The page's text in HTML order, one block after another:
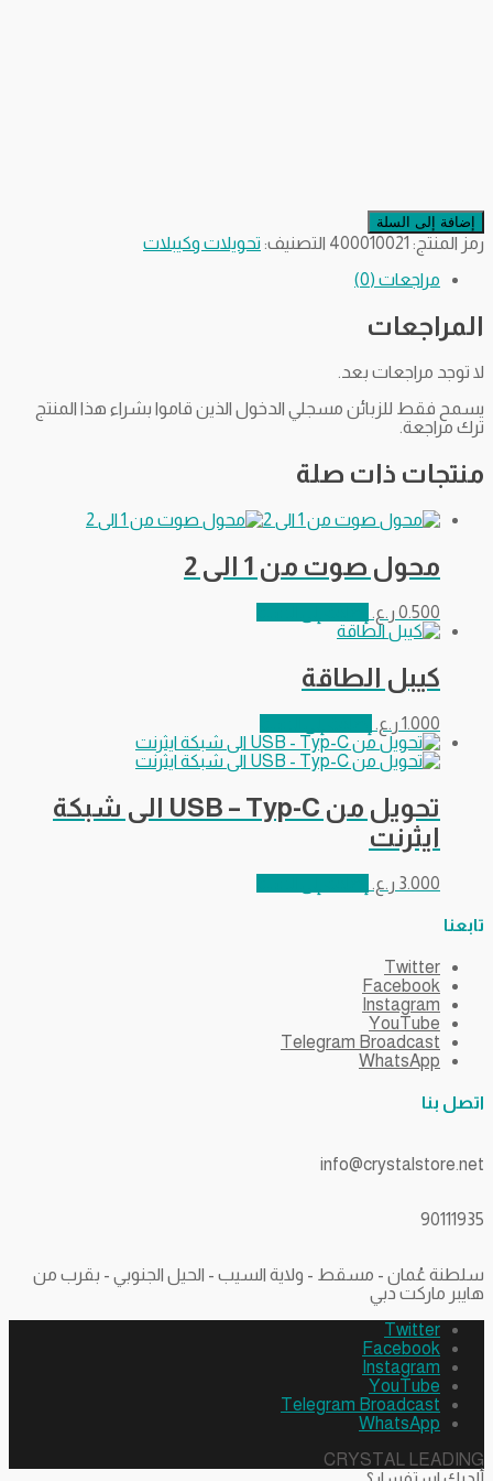
إضافة إلى السلة
رمز المنتج: 400010021 التصنيف: تحويلات وكيبلات
مراجعات (0)
المراجعات
لا توجد مراجعات بعد.
يسمح فقط للزبائن مسجلي الدخول الذين قاموا بشراء هذا المنتج
ترك مراجعة.
منتجات ذات صلة
محول صوت من 1 الى 2
0.500 ر.ع.
كيبل الطاقة
1.000 ر.ع.
تحويل من USB – Typ-C الى شبكة
ايثرنت
3.000 ر.ع.
تابعنا
Twitter
Facebook
Instagram
YouTube
Telegram Broadcast
WhatsApp
اتصل بنا
info@crystalstore.net
90111935
سلطنة عُمان - مسقط - ولاية السيب - الحيل الجنوبي - بقرب من
هايبر ماركت دبي
Twitter
Facebook
Instagram
YouTube
Telegram Broadcast
WhatsApp
CRYSTAL LEADING